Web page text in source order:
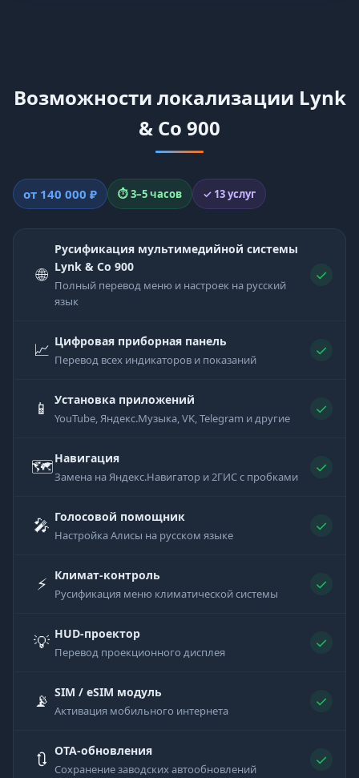
Возможности локализации Lynk
& Co 900
от 140 000 ₽ ⏱ 3–5 часов ✓ 13 услуг
🌐
Русификация мультимедийной системы
Lynk & Co 900
Полный перевод меню и настроек на русский
язык
✓
📈 Цифровая приборная панель
Перевод всех индикаторов и показаний ✓
📱 Установка приложений
YouTube, Яндекс.Музыка, VK, Telegram и другие ✓
🗺Навигация
Замена на Яндекс.Навигатор и 2ГИС с пробками ✓
🎤 Голосовой помощник
Настройка Алисы на русском языке ✓
⚡ Климат-контроль
Русификация меню климатической системы ✓
💡 HUD-проектор
Перевод проекционного дисплея ✓
📡 SIM / eSIM модуль
Активация мобильного интернета ✓
🔃 OTA-обновления
Сохранение заводских автообновлений ✓